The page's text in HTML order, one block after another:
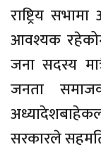
राष्ट्रिय
आवश्यक
जना सदस्य
जनता
सरकारले